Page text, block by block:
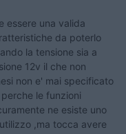
essere una valida
da poterlo
la tensione sia a
12v il che non
non e' mai specificato
le funzioni
ne esiste uno
,ma tocca avere